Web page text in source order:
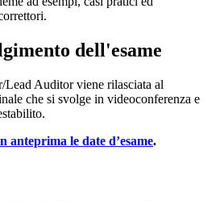
dell'esame
Auditor viene rilasciata al
che si svolge in videoconferenza e
anteprima le date d’esame.